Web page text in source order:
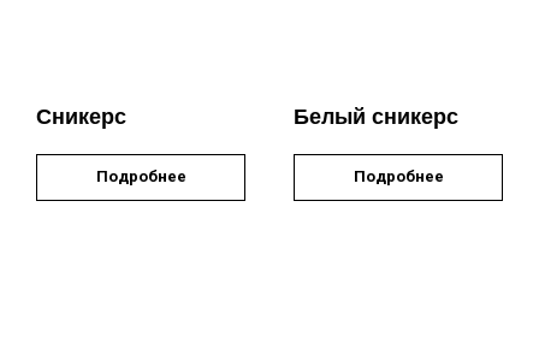
Сникерс
Подробнее
Белый сникерс
Подробнее